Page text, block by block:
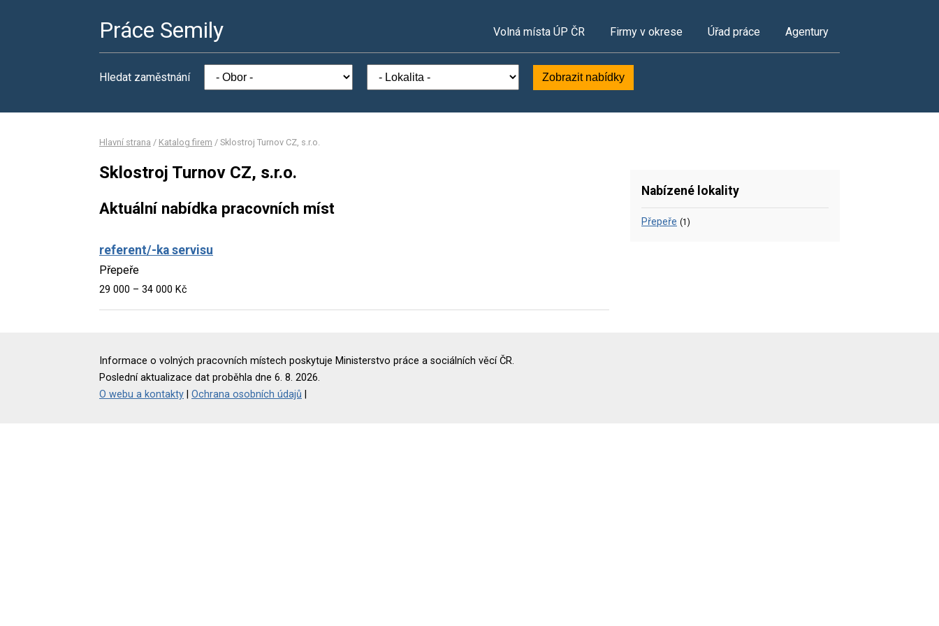
Práce Semily Volná místa ÚP ČR Firmy v okrese Úřad práce Agentury
Hledat zaměstnání Zobrazit nabídky
Hlavní strana / Katalog firem / Sklostroj Turnov CZ, s.r.o.
Sklostroj Turnov CZ, s.r.o.
Aktuální nabídka pracovních míst
referent/-ka servisu
Přepeře
29 000 – 34 000 Kč
Nabízené lokality
Přepeře (1)
Informace o volných pracovních místech poskytuje Ministerstvo práce a sociálních věcí ČR.
Poslední aktualizace dat proběhla dne 6. 8. 2026.
O webu a kontakty
Ochrana osobních údajů